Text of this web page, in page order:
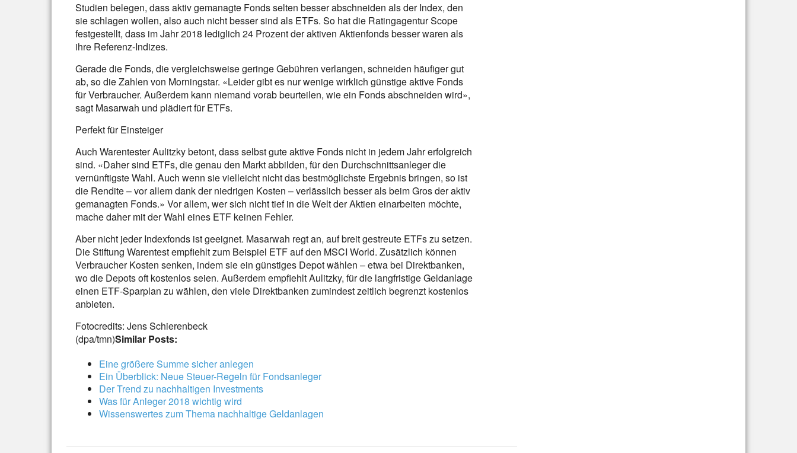
Studien belegen, dass aktiv gemanagte Fonds selten besser abschneiden als der Index, den
sie schlagen wollen, also auch nicht besser sind als ETFs. So hat die Ratingagentur Scope
festgestellt, dass im Jahr 2018 lediglich 24 Prozent der aktiven Aktienfonds besser waren als
ihre Referenz-Indizes.
Gerade die Fonds, die vergleichsweise geringe Gebühren verlangen, schneiden häufiger gut
ab, so die Zahlen von Morningstar. «Leider gibt es nur wenige wirklich günstige aktive Fonds
für Verbraucher. Außerdem kann niemand vorab beurteilen, wie ein Fonds abschneiden wird»,
sagt Masarwah und plädiert für ETFs.
Perfekt für Einsteiger
Auch Warentester Aulitzky betont, dass selbst gute aktive Fonds nicht in jedem Jahr erfolgreich
sind. «Daher sind ETFs, die genau den Markt abbilden, für den Durchschnittsanleger die
vernünftigste Wahl. Auch wenn sie vielleicht nicht das bestmöglichste Ergebnis bringen, so ist
die Rendite – vor allem dank der niedrigen Kosten – verlässlich besser als beim Gros der aktiv
gemanagten Fonds.» Vor allem, wer sich nicht tief in die Welt der Aktien einarbeiten möchte,
mache daher mit der Wahl eines ETF keinen Fehler.
Aber nicht jeder Indexfonds ist geeignet. Masarwah regt an, auf breit gestreute ETFs zu setzen.
Die Stiftung Warentest empfiehlt zum Beispiel ETF auf den MSCI World. Zusätzlich können
Verbraucher Kosten senken, indem sie ein günstiges Depot wählen – etwa bei Direktbanken,
wo die Depots oft kostenlos seien. Außerdem empfiehlt Aulitzky, für die langfristige Geldanlage
einen ETF-Sparplan zu wählen, den viele Direktbanken zumindest zeitlich begrenzt kostenlos
anbieten.
Fotocredits: Jens Schierenbeck
(dpa/tmn)Similar Posts:
Eine größere Summe sicher anlegen
Ein Überblick: Neue Steuer-Regeln für Fondsanleger
Der Trend zu nachhaltigen Investments
Was für Anleger 2018 wichtig wird
Wissenswertes zum Thema nachhaltige Geldanlagen